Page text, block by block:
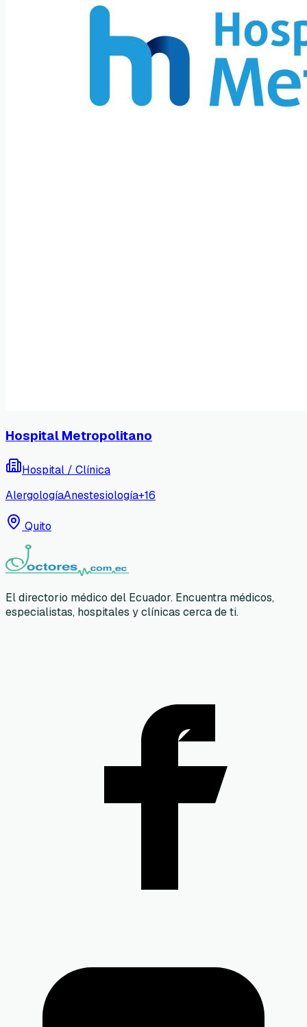
Hospital Metropolitano
Hospital / Clínica
AlergologíaAnestesiología+16
Quito
El directorio médico del Ecuador. Encuentra médicos,
especialistas, hospitales y clínicas cerca de ti.